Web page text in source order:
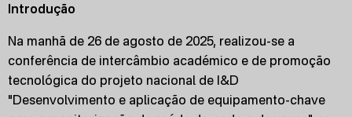
Introdução
Na manhã de 26 de agosto de 2025, realizou-se a
conferência de intercâmbio académico e de promoção
tecnológica do projeto nacional de I&D
"Desenvolvimento e aplicação de equipamento-chave